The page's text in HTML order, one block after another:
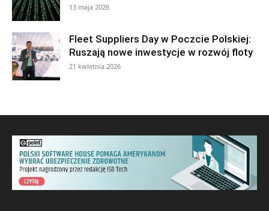
13 maja 2026
Fleet Suppliers Day w Poczcie Polskiej:
Ruszają nowe inwestycje w rozwój floty
21 kwietnia 2026